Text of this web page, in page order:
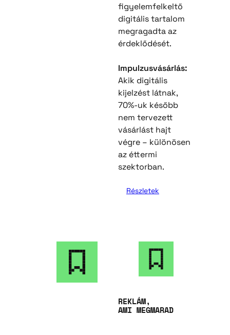
figyelemfelkeltő
digitális tartalom
megragadta az
érdeklődését.
Impulzusvásárlás:
Akik digitális
kijelzést látnak,
70%-uk később
nem tervezett
vásárlást hajt
végre – különösen
az éttermi
szektorban.
Részletek
REKLÁM,
AMI MEGMARAD